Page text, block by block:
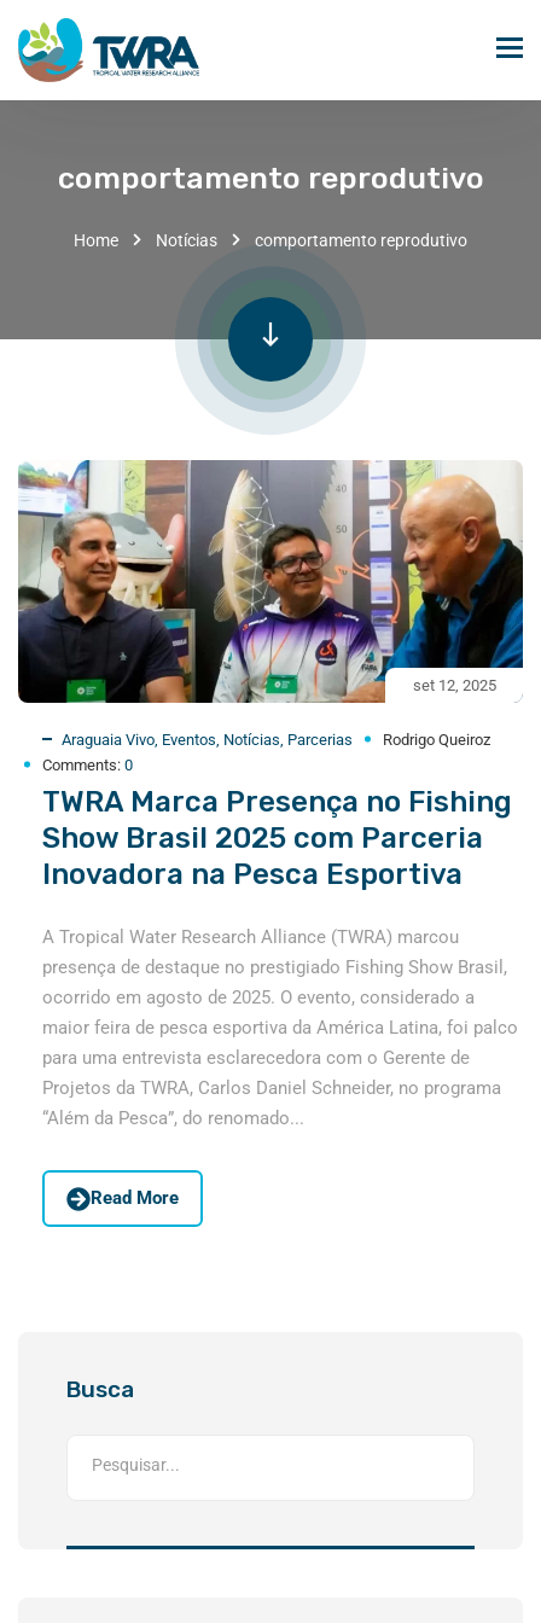
comportamento reprodutivo
Home Notícias comportamento reprodutivo
set 12, 2025
Araguaia Vivo Eventos Notícias Parcerias
Rodrigo Queiroz
Comments: 0
TWRA Marca Presença no Fishing
Show Brasil 2025 com Parceria
Inovadora na Pesca Esportiva
A Tropical Water Research Alliance (TWRA) marcou
presença de destaque no prestigiado Fishing Show Brasil,
ocorrido em agosto de 2025. O evento, considerado a
maior feira de pesca esportiva da América Latina, foi palco
para uma entrevista esclarecedora com o Gerente de
Projetos da TWRA, Carlos Daniel Schneider, no programa
“Além da Pesca”, do renomado...
Read More
Busca